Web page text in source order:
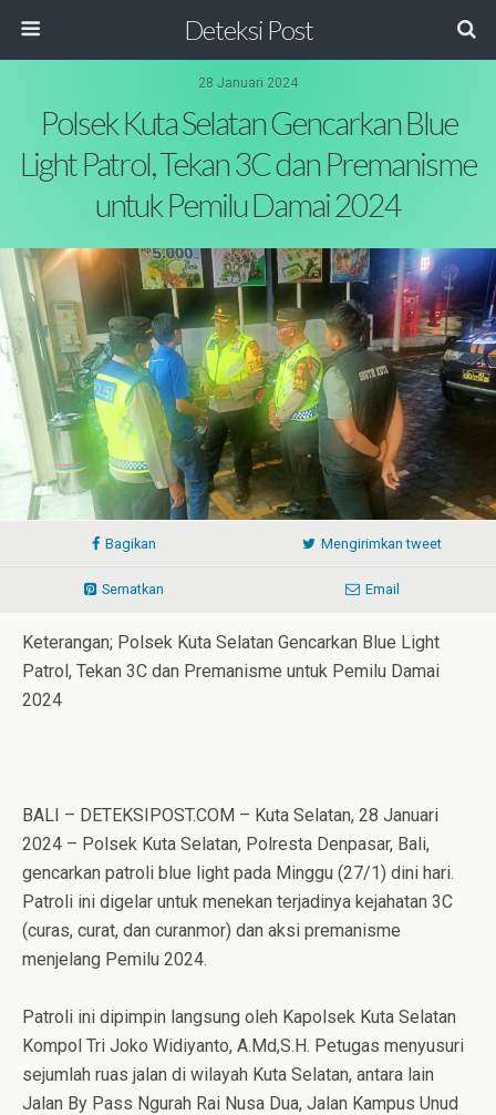
Deteksi Post
28 Januari 2024
Polsek Kuta Selatan Gencarkan Blue
Light Patrol, Tekan 3C dan Premanisme
untuk Pemilu Damai 2024
Bagikan Mengirimkan tweet
Sematkan Email
Keterangan; Polsek Kuta Selatan Gencarkan Blue Light
Patrol, Tekan 3C dan Premanisme untuk Pemilu Damai
2024
BALI – DETEKSIPOST.COM – Kuta Selatan, 28 Januari
2024 – Polsek Kuta Selatan, Polresta Denpasar, Bali,
gencarkan patroli blue light pada Minggu (27/1) dini hari.
Patroli ini digelar untuk menekan terjadinya kejahatan 3C
(curas, curat, dan curanmor) dan aksi premanisme
menjelang Pemilu 2024.
Patroli ini dipimpin langsung oleh Kapolsek Kuta Selatan
Kompol Tri Joko Widiyanto, A.Md,S.H. Petugas menyusuri
sejumlah ruas jalan di wilayah Kuta Selatan, antara lain
Jalan By Pass Ngurah Rai Nusa Dua, Jalan Kampus Unud